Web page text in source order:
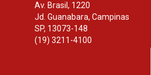
Av. Brasil, 1220
Jd. Guanabara, Campinas
SP, 13073-148
(19) 3211-4100